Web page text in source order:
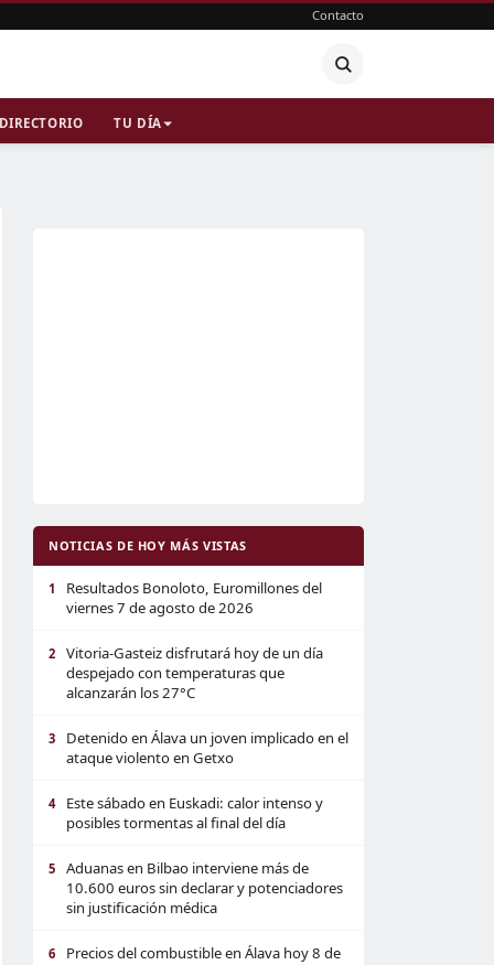
Contacto
DIRECTORIO TU DÍA
NOTICIAS DE HOY MÁS VISTAS
1
Resultados Bonoloto, Euromillones del
viernes 7 de agosto de 2026
2
Vitoria-Gasteiz disfrutará hoy de un día
despejado con temperaturas que
alcanzarán los 27°C
3
Detenido en Álava un joven implicado en el
ataque violento en Getxo
4
Este sábado en Euskadi: calor intenso y
posibles tormentas al final del día
5
Aduanas en Bilbao interviene más de
10.600 euros sin declarar y potenciadores
sin justificación médica
6
Precios del combustible en Álava hoy 8 de